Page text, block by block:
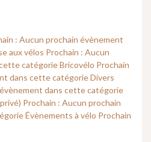
: Aucun prochain évènement
aux vélos Prochain : Aucun
catégorie Bricovélo Prochain
dans cette catégorie Divers
dans cette catégorie
Prochain : Aucun prochain
Évènements à vélo Prochain